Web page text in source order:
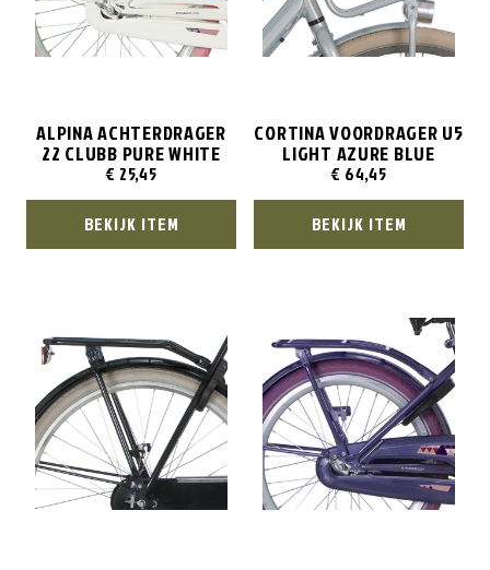
ALPINA ACHTERDRAGER
22 CLUBB PURE WHITE
€ 25,45
BEKIJK ITEM
CORTINA VOORDRAGER U5
LIGHT AZURE BLUE
€ 64,45
BEKIJK ITEM